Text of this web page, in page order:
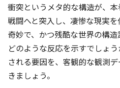
衝突というメタ的な構造が、
戦闘へと突入し、凄惨な現実
奇妙で、かつ残酷な世界の構
どのような反応を示すでしょ
される要因を、客観的な観測
きましょう。